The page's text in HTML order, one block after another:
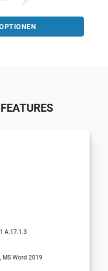
A.17.1.3
MS Word 2019